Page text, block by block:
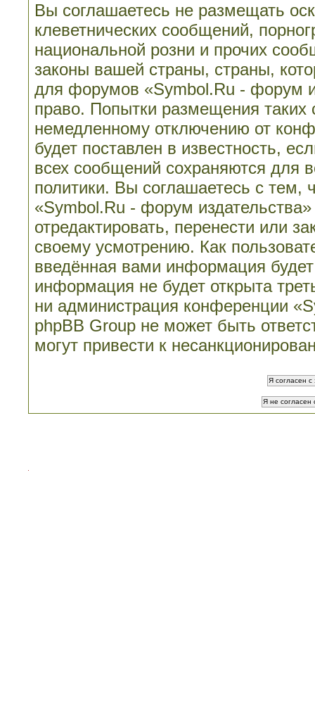
Вы соглашаетесь не размещать
клеветнических сообщений,
национальной розни и прочих
законы вашей страны, страны,
для форумов «Symbol.Ru - форум
право. Попытки размещения
немедленному отключению от
будет поставлен в известность,
всех сообщений сохраняются для
политики. Вы соглашаетесь с
«Symbol.Ru - форум
отредактировать, перенести или
своему усмотрению. Как
введённая вами информация
информация не будет открыта
ни администрация конференции
phpBB Group не может быть
могут привести к